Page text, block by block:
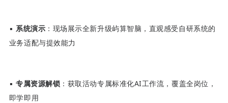
▪ 系统演示 ：现场展示全新升级屿算智脑，直观感受自研系统的
业务适配与提效能力
▪ 专属资源解锁 ：获取活动专属标准化AI工作流，覆盖全岗位，
即学即用